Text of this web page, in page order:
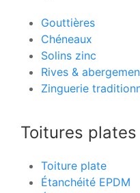
Gouttières
Chéneaux
Solins zinc
Rives &
Zinguerie
Toitures
Toiture plate
Étanchéité EPDM